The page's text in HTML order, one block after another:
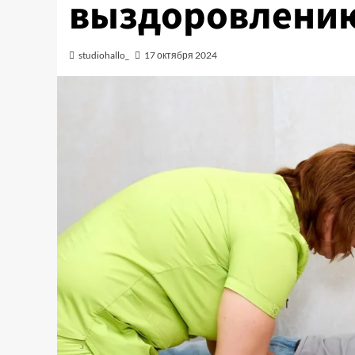
studiohallo_ 17 октября 2024